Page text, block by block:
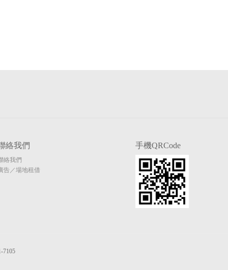
絡我們
絡我們
告／場地租借
手機QRCode
7105